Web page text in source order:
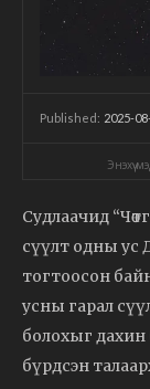
Published: 2025-
Энэхүү
Судлаачид
сүүлт одны ус
тогтоосон
усны гарал
болохыг дахин
бүрдсэн